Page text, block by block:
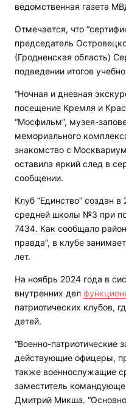
ведомственная газета
Отмечается, что
председатель
(Гродненская область)
подведении итогов
“Ночная и дневная
посещение Кремля и
“Мосфильм”, музея-
мемориального
знакомство с
оставила яркий след в
сообщении.
Клуб “Единство” создан
средней школы №3 при
7434. Как сообщало
правда”, в клубе
лет.
На ноябрь 2024 года в
внутренних дел
патриотических клубов,
детей.
“Военно-патриотические
действующие офицеры,
также военнослужащие
заместитель
Дмитрий Микша.